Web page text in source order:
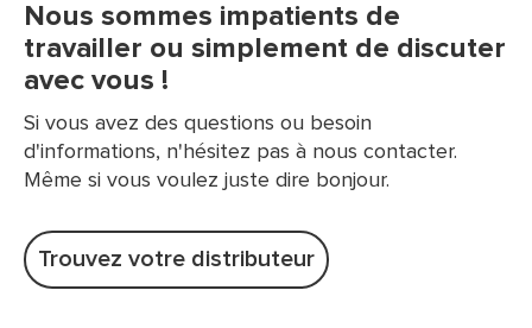
Nous sommes impatients de
travailler ou simplement de discuter
avec vous !
Si vous avez des questions ou besoin
d'informations, n'hésitez pas à nous contacter.
Même si vous voulez juste dire bonjour.
Trouvez votre distributeur